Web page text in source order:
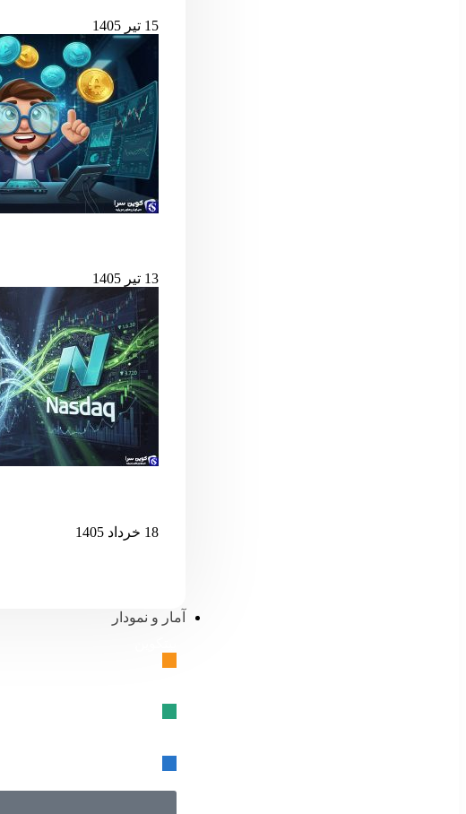
15 تیر 1405
13 تیر 1405
18 خرداد 1405
آمار و نمودار